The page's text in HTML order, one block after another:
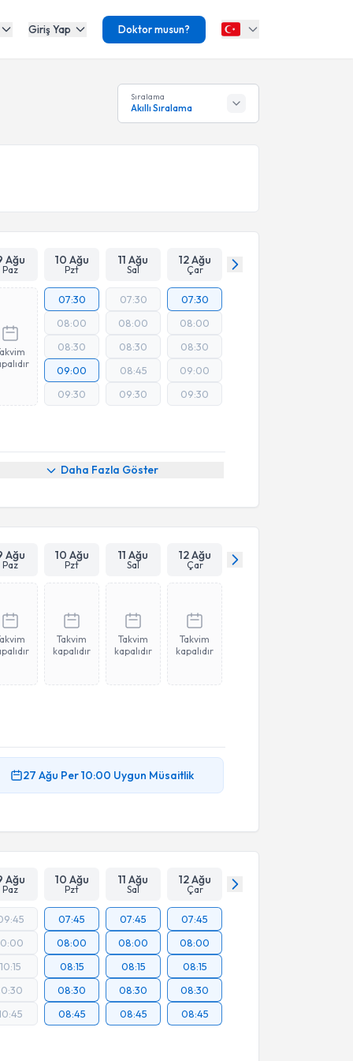
Giriş Yap Doktor musun?
Sıralama
Akıllı Sıralama
Ağu
Paz
10 Ağu
Pzt
11 Ağu
Sal
12 Ağu
Çar
07:30
08:00
08:30
09:00
09:30
07:30
08:00
08:30
08:45
09:30
07:30
08:00
08:30
09:00
09:30
Daha Fazla Göster
Ağu
Paz
10 Ağu
Pzt
11 Ağu
Sal
12 Ağu
Çar
Takvim
kapalıdır
Takvim
kapalıdır
Takvim
kapalıdır
27 Ağu Per10:00 Uygun Müsaitlik
Ağu
Paz
10 Ağu
Pzt
11 Ağu
Sal
12 Ağu
Çar
10:15
07:45
08:00
08:15
08:30
08:45
07:45
08:00
08:15
08:30
08:45
07:45
08:00
08:15
08:30
08:45